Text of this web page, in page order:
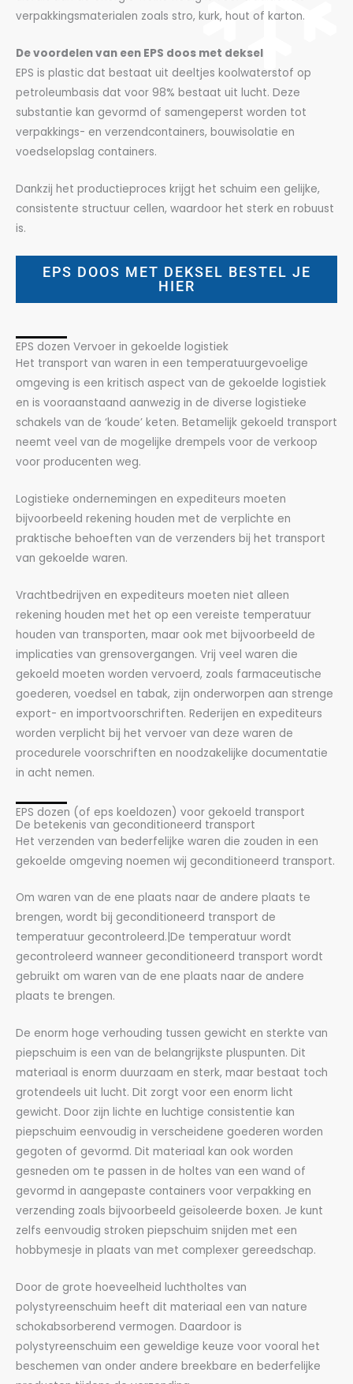
verpakkingsmaterialen zoals stro, kurk, hout of karton.
De voordelen van een EPS doos met deksel
EPS is plastic dat bestaat uit deeltjes koolwaterstof op
petroleumbasis dat voor 98% bestaat uit lucht. Deze
substantie kan gevormd of samengeperst worden tot
verpakkings- en verzendcontainers, bouwisolatie en
voedselopslag containers.
Dankzij het productieproces krijgt het schuim een gelijke,
consistente structuur cellen, waardoor het sterk en robuust
is.
EPS DOOS MET DEKSEL BESTEL JE
HIER
EPS dozen Vervoer in gekoelde logistiek
Het transport van waren in een temperatuurgevoelige
omgeving is een kritisch aspect van de gekoelde logistiek
en is vooraanstaand aanwezig in de diverse logistieke
schakels van de ‘koude’ keten. Betamelijk gekoeld transport
neemt veel van de mogelijke drempels voor de verkoop
voor producenten weg.
Logistieke ondernemingen en expediteurs moeten
bijvoorbeeld rekening houden met de verplichte en
praktische behoeften van de verzenders bij het transport
van gekoelde waren.
Vrachtbedrijven en expediteurs moeten niet alleen
rekening houden met het op een vereiste temperatuur
houden van transporten, maar ook met bijvoorbeeld de
implicaties van grensovergangen. Vrij veel waren die
gekoeld moeten worden vervoerd, zoals farmaceutische
goederen, voedsel en tabak, zijn onderworpen aan strenge
export- en importvoorschriften. Rederijen en expediteurs
worden verplicht bij het vervoer van deze waren de
procedurele voorschriften en noodzakelijke documentatie
in acht nemen.
EPS dozen (of eps koeldozen) voor gekoeld transport
De betekenis van geconditioneerd transport
Het verzenden van bederfelijke waren die zouden in een
gekoelde omgeving noemen wij geconditioneerd transport.
Om waren van de ene plaats naar de andere plaats te
brengen, wordt bij geconditioneerd transport de
temperatuur gecontroleerd.|De temperatuur wordt
gecontroleerd wanneer geconditioneerd transport wordt
gebruikt om waren van de ene plaats naar de andere
plaats te brengen.
De enorm hoge verhouding tussen gewicht en sterkte van
piepschuim is een van de belangrijkste pluspunten. Dit
materiaal is enorm duurzaam en sterk, maar bestaat toch
grotendeels uit lucht. Dit zorgt voor een enorm licht
gewicht. Door zijn lichte en luchtige consistentie kan
piepschuim eenvoudig in verscheidene goederen worden
gegoten of gevormd. Dit materiaal kan ook worden
gesneden om te passen in de holtes van een wand of
gevormd in aangepaste containers voor verpakking en
verzending zoals bijvoorbeeld geïsoleerde boxen. Je kunt
zelfs eenvoudig stroken piepschuim snijden met een
hobbymesje in plaats van met complexer gereedschap.
Door de grote hoeveelheid luchtholtes van
polystyreenschuim heeft dit materiaal een van nature
schokabsorberend vermogen. Daardoor is
polystyreenschuim een geweldige keuze voor vooral het
beschemen van onder andere breekbare en bederfelijke